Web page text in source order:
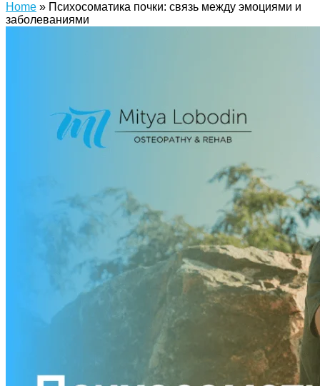
Home » Психосоматика почки: связь между эмоциями и
заболеваниями